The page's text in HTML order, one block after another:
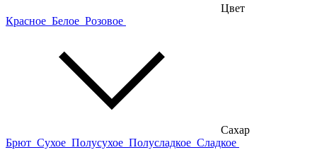
Цвет
Красное Белое Розовое
Сахар
Брют Сухое Полусухое Полусладкое Сладкое